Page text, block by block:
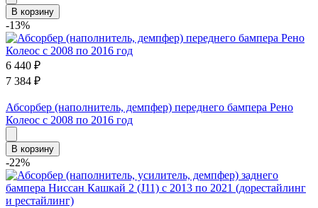
В корзину
-13%
6 440 ₽
7 384 ₽
Абсорбер (наполнитель, демпфер) переднего бампера Рено
Колеос с 2008 по 2016 год
В корзину
-22%